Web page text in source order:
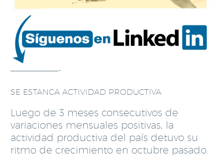
————————-
SE ESTANCA ACTIVIDAD PRODUCTIVA
Luego de 3 meses consecutivos de
variaciones mensuales positivas, la
actividad productiva del país detuvo su
ritmo de crecimiento en octubre pasado.